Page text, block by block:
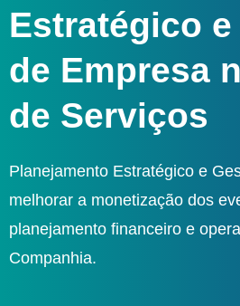
Estratégico e
de Empresa
de Serviços
Planejamento Estratégico e
melhorar a monetização dos
planejamento financeiro e
Companhia.